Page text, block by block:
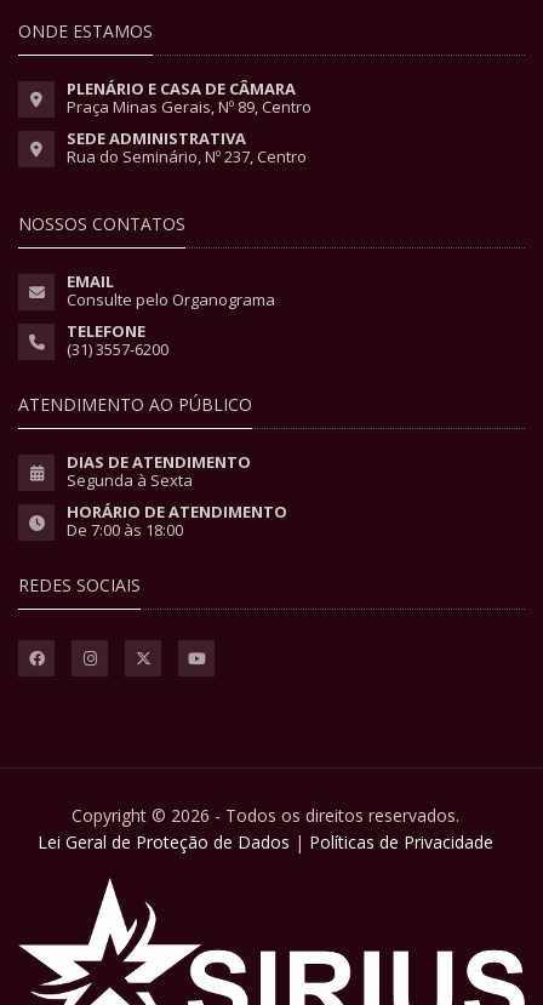
ONDE ESTAMOS
PLENÁRIO E CASA DE CÂMARA
Praça Minas Gerais, Nº 89, Centro
SEDE ADMINISTRATIVA
Rua do Seminário, Nº 237, Centro
NOSSOS CONTATOS
EMAIL
Consulte pelo Organograma
TELEFONE
(31) 3557-6200
ATENDIMENTO AO PÚBLICO
DIAS DE ATENDIMENTO
Segunda à Sexta
HORÁRIO DE ATENDIMENTO
De 7:00 às 18:00
REDES SOCIAIS
Copyright © 2026 - Todos os direitos reservados.
Lei Geral de Proteção de Dados | Políticas de Privacidade